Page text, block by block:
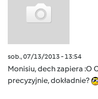
sob., 07/13/2013 - 13:54
Monisiu, dech zapiera :O
precyzyjnie, dokładnie?